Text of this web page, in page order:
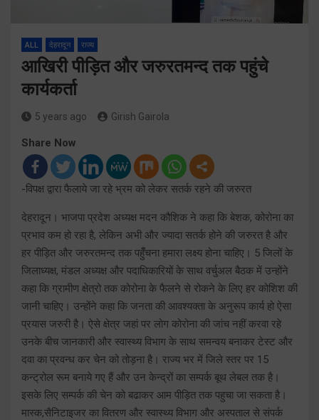
ALL देहरादून राज्य
आखिरी पीड़ित और जरुरतमन्द तक पहुंचे
कार्यकर्ता
5 years ago Girish Gairola
Share Now
-विपक्ष द्वारा फैलाये जा रहे भ्रम को लेकर सतर्क रहने की जरुरत
देहरादून। भाजपा प्रदेश अध्यक्ष मदन कौशिक ने कहा कि बेशक, कोरोना का
प्रभाव कम हो रहा है, लेकिन अभी और ज्यादा सतर्क होने की जरुरत है और
हर पीड़ित और जरुरतमन्द तक पहुँँचना हमारा लक्ष्य होना चाहिए। 5 जिलों के
जिलाध्यक्ष, मंडल अध्यक्ष और पदाधिकारियों के साथ वर्चुअल बैठक में उन्होंने
कहा कि ग्रामीण क्षेत्रो तक कोरोना के फैलने से रोकने के लिए हर कोशिश की
जानी चाहिए। उन्होंने कहा कि जनता की आवश्यक्ता के अनुरूप कार्य हो ऐसा
प्रयास जरुरी है। ऐसे क्षेत्र जहां पर लोग कोरोना की जांच नहीं करवा रहे
उनके बीच जानकारी और स्वास्थ्य विभाग के साथ समन्वय बनाकर टेस्ट और
दवा का प्रवन्ध कर चेन को तोड़ना है। राज्य भर में जिले स्तर पर 15
कन्ट्रोल रूम बनाये गए हैं और उन केन्द्रों का सम्पर्क बूथ लेबल तक है।
इसके लिए सम्पर्क की चेन को बढाकर आम पीड़ित तक पहुचा जा सकता है।
मास्क,सैनिटाइजर का वितरण और स्वास्थ्य विभाग और अस्पताल से संपर्क